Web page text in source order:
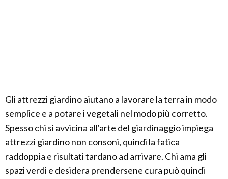
Gli attrezzi giardino aiutano a lavorare la terra in modo
semplice e a potare i vegetali nel modo più corretto.
Spesso chi si avvicina all'arte del giardinaggio impiega
attrezzi giardino non consoni, quindi la fatica
raddoppia e risultati tardano ad arrivare. Chi ama gli
spazi verdi e desidera prendersene cura può quindi